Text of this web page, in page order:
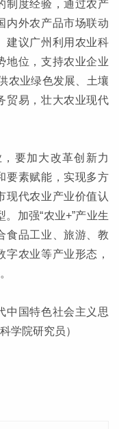
制度经验，通过农产
内外农产品市场联动
建议广州利用农业科
地位，支持农业企业
农业绿色发展、土壤
贸易，壮大农业现代
要加大改革创新力
要素赋能，实现多方
现代农业产业价值认
。加强“农业+”产业生
食品工业、旅游、教
农业等产业形态，
中国特色社会主义思
学院研究员）